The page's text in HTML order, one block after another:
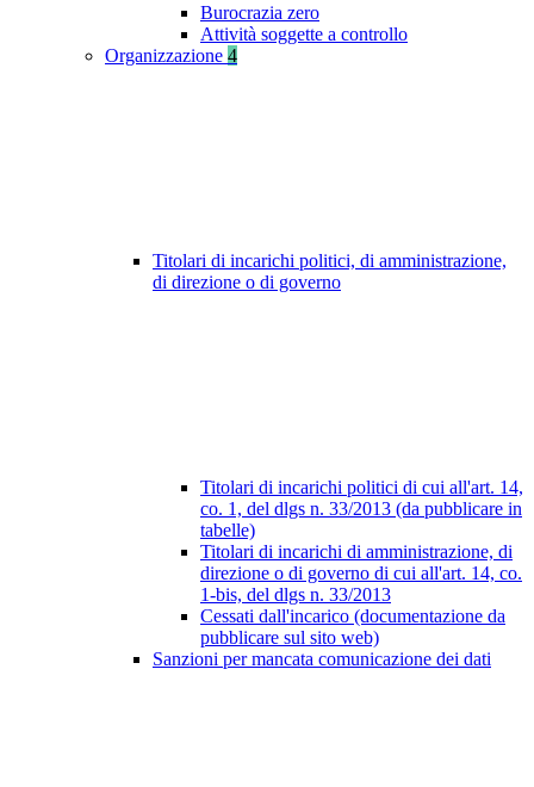
Burocrazia zero
Attività soggette a controllo
Organizzazione 4
Titolari di incarichi politici, di amministrazione,
di direzione o di governo
Titolari di incarichi politici di cui all'art. 14,
co. 1, del dlgs n. 33/2013 (da pubblicare in
tabelle)
Titolari di incarichi di amministrazione, di
direzione o di governo di cui all'art. 14, co.
1-bis, del dlgs n. 33/2013
Cessati dall'incarico (documentazione da
pubblicare sul sito web)
Sanzioni per mancata comunicazione dei dati